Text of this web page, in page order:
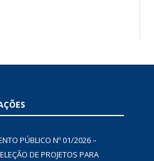
PÚBLICO Nº 01/2026 –
DE PROJETOS PARA